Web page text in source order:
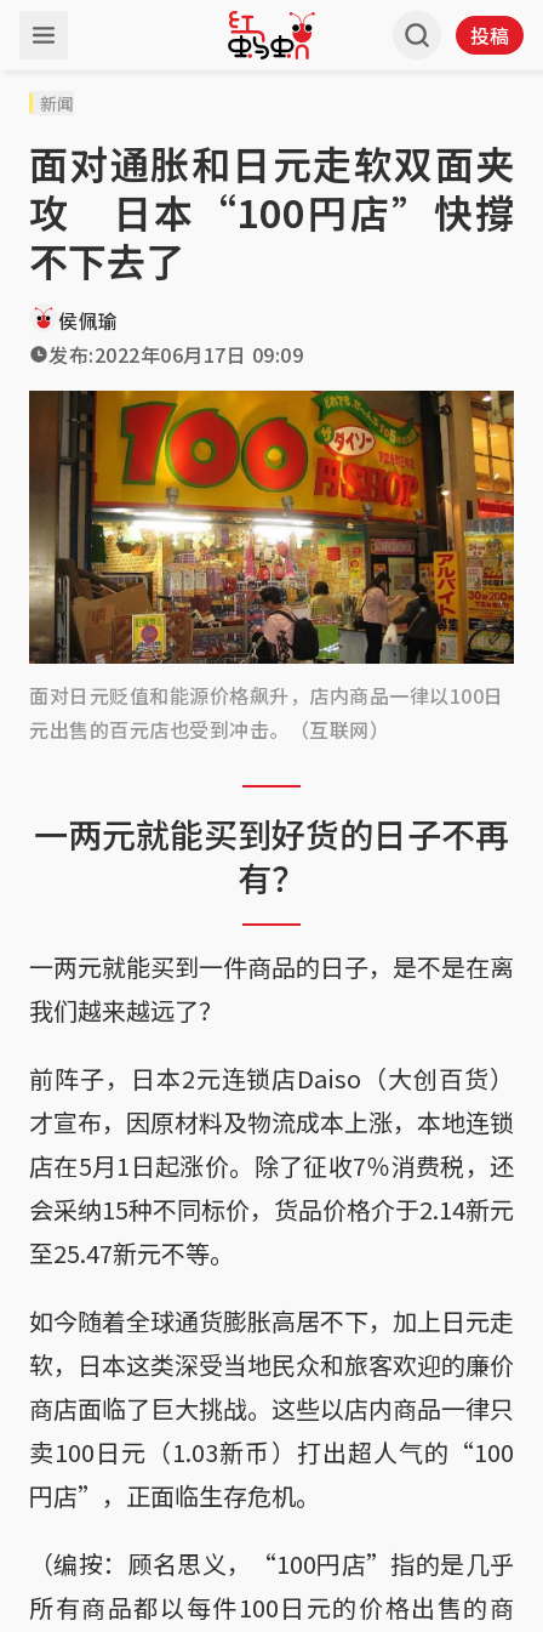
投稿
新闻
面对通胀和日元走软双面夹
攻 日本“100円店”快撐
不下去了
侯佩瑜
发布:2022年06月17日 09:09
面对日元贬值和能源价格飙升，店内商品一律以100日
元出售的百元店也受到冲击。（互联网）
一两元就能买到好货的日子不再
有？
一两元就能买到一件商品的日子，是不是在离
我们越来越远了？
前阵子，日本2元连锁店Daiso（大创百货）
才宣布，因原材料及物流成本上涨，本地连锁
店在5月1日起涨价。除了征收7％消费税，还
会采纳15种不同标价，货品价格介于2.14新元
至25.47新元不等。
如今随着全球通货膨胀高居不下，加上日元走
软，日本这类深受当地民众和旅客欢迎的廉价
商店面临了巨大挑战。这些以店内商品一律只
卖100日元（1.03新币）打出超人气的“100
円店”，正面临生存危机。
（编按：顾名思义，“100円店”指的是几乎
所有商品都以每件100日元的价格出售的商